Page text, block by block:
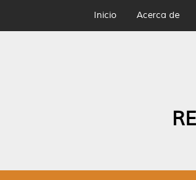
Inicio Acerca de